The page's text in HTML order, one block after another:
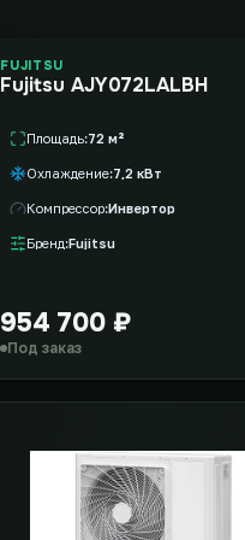
FUJITSU
Fujitsu AJY072LALBH
Площадь 72 м²
Охлаждение 7,2 кВт
Компрессор Инвертор
Бренд Fujitsu
954 700 ₽
Под заказ